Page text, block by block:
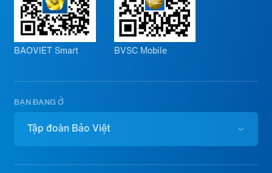
BAOVIET Smart BVSC Mobile
BẠN ĐANG Ở
Tập đoàn Bảo Việt